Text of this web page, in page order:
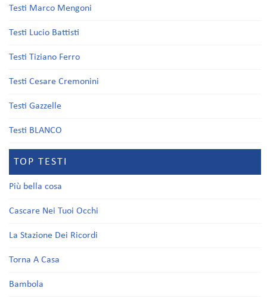
Testi Marco Mengoni
Testi Lucio Battisti
Testi Tiziano Ferro
Testi Cesare Cremonini
Testi Gazzelle
Testi BLANCO
TOP TESTI
Più bella cosa
Cascare Nei Tuoi Occhi
La Stazione Dei Ricordi
Torna A Casa
Bambola